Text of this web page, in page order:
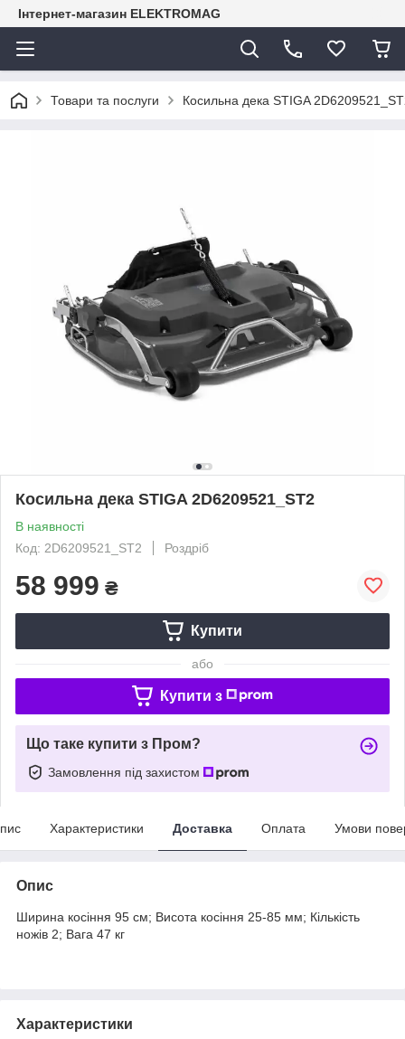
Інтернет-магазин ELEKTROMAG
Товари та послуги Косильна дека STIGA
Косильна дека STIGA 2D6209521_ST2
В наявності
Код: 2D6209521_ST2
Роздріб
58 999 ₴
Купити
або
Купити з
Що таке купити з Пром?
Замовлення під захистом
Характеристики Доставка Оплата Умови
Опис
Ширина косіння 95 см; Висота косіння 25-85 мм; Кількість
ножів 2; Вага 47 кг
Характеристики